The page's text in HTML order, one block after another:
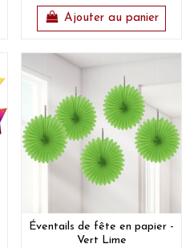
Ajouter au panier
Éventails de fête en papier -
Vert Lime